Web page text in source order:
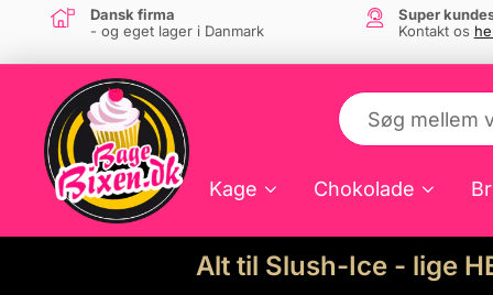
Dansk firma
- og eget lager i Danmark
Super
Kontakt os
Kage Chokolade
Alt til Slush-Ice - lige